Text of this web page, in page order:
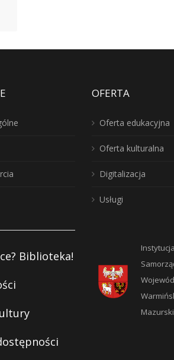
Biblioteka!
OFERTA
Oferta edukacyjna
Oferta kulturalna
Digitalizacja
Usługi